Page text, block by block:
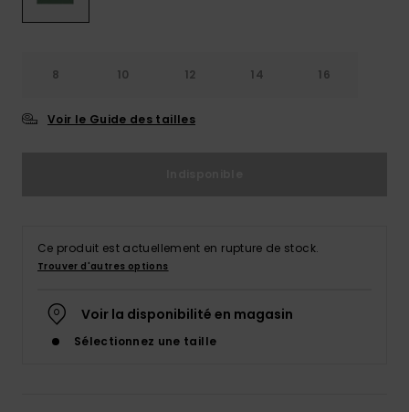
la FAQ
8 10 12 14 16
Voir le Guide des tailles
Ce produit est actuellement en rupture de stock.
Trouver d'autres options
Voir la disponibilité en magasin
Sélectionnez une taille